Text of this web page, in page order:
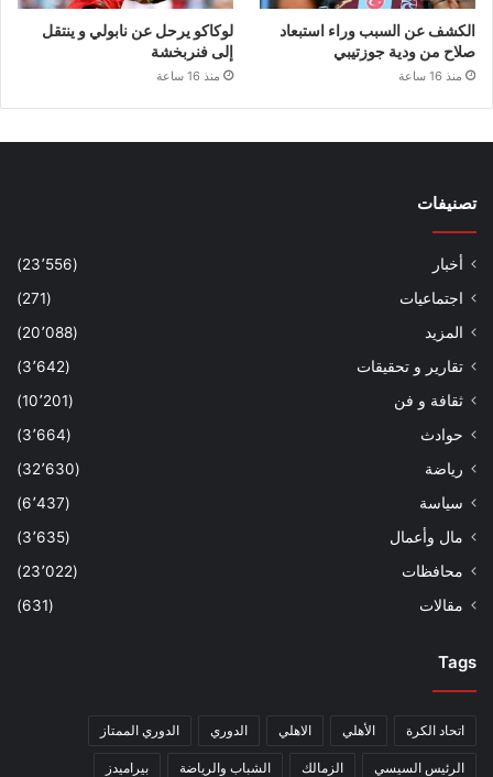
الكشف عن السبب وراء استبعاد
صلاح من ودية جوزتيبي
منذ 16 ساعة
لوكاكو يرحل عن نابولي و ينتقل
إلى فنربخشة
منذ 16 ساعة
تصنيفات
أخبار
(23٬556)
اجتماعيات
(271)
المزيد
(20٬088)
تقارير و تحقيقات
(3٬642)
ثقافة و فن
(10٬201)
حوادث
(3٬664)
رياضة
(32٬630)
سياسة
(6٬437)
مال وأعمال
(3٬635)
محافظات
(23٬022)
مقالات
(631)
Tags
اتحاد الكرة الأهلي الاهلي الدوري الدوري الممتاز
الرئيس السيسي الزمالك الشباب والرياضة بيراميدز